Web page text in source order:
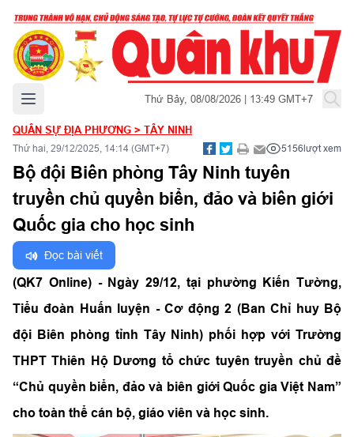
Mở menu chính Thứ Bảy, 08/08/2026 | 13:49 GMT+7
QUÂN SỰ ĐỊA PHƯƠNG > TÂY NINH
Thứ hai, 29/12/2025, 14:14 (GMT+7) 5156lượt xem
Bộ đội Biên phòng Tây Ninh tuyên
truyền chủ quyền biển, đảo và biên giới
Quốc gia cho học sinh
Đọc bài viết
(QK7 Online) - Ngày 29/12, tại phường Kiến Tường,
Tiểu đoàn Huấn luyện - Cơ động 2 (Ban Chỉ huy Bộ
đội Biên phòng tỉnh Tây Ninh) phối hợp với Trường
THPT Thiên Hộ Dương tổ chức tuyên truyền chủ đề
“Chủ quyền biển, đảo và biên giới Quốc gia Việt Nam”
cho toàn thể cán bộ, giáo viên và học sinh.